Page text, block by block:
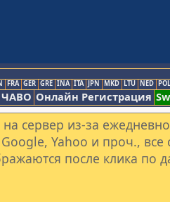
FRA GER GRE INA ITA JPN MKD LTU NED POL
ЧАВО Онлайн Регистрация
сервер из-за
Yahoo и проч.,
после клика по